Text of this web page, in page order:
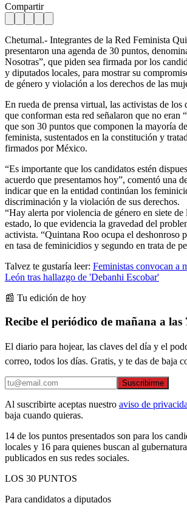
Compartir
Chetumal.- Integrantes de la Red Feminista
presentaron una agenda de 30 puntos,
Nosotras”, que piden sea firmada por los
y diputados locales, para mostrar su
de género y violación a los derechos de las
En rueda de prensa virtual, las activistas de los
que conforman esta red señalaron que no eran
que son 30 puntos que componen la mayoría
feminista, sustentados en la constitución y
firmados por México.
“Es importante que los candidatos estén
acuerdo que presentamos hoy”, comentó una
indicar que en la entidad continúan los
discriminación y la violación de sus derechos.
“Hay alerta por violencia de género en siete
estado, lo que evidencia la gravedad del
activista. “Quintana Roo ocupa el deshonroso
en tasa de feminicidios y segundo en trata de
Talvez te gustaría leer: Feministas convocan a
León tras hallazgo de 'Debanhi Escobar'
📰 Tu edición de hoy
Recibe el periódico de mañana a las
El diario para hojear, las claves del día y el
correo, todos los días. Gratis, y te das de baja
Suscribirme
Al suscribirte aceptas nuestro aviso de
baja cuando quieras.
14 de los puntos presentados son para los
locales y 16 para quienes buscan al
publicados en sus redes sociales.
LOS 30 PUNTOS
Para candidatos a diputados